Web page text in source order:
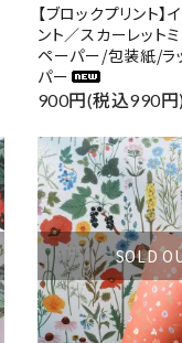
【ブロックプリント
ント／スカーレット
ペーパー/包装紙/ラ
パー
900円(税込990円)
SOLD